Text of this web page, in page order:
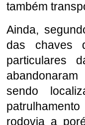
também
Ainda,
das chaves
particulares
sendo
rodovia a